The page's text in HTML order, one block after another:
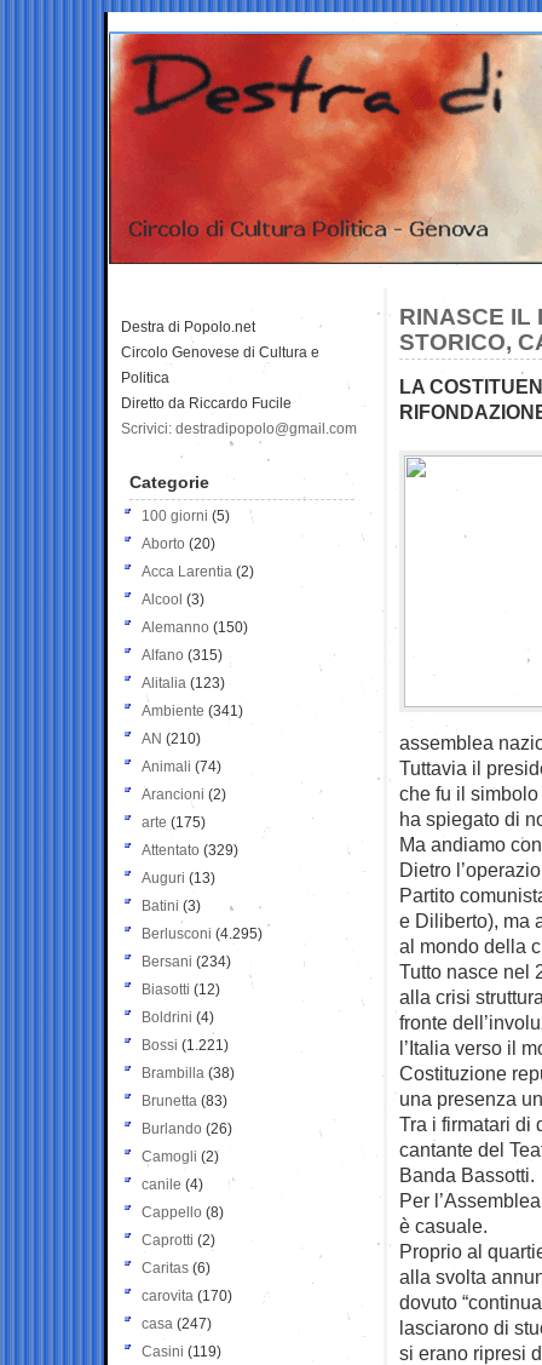
RINASCE IL
STORICO,
LA
assemblea
Tuttavia il
che fu il
ha spiegato di
Ma andiamo
Dietro
Partito
e Diliberto), ma
al mondo della
Tutto nasce nel
alla crisi
fronte
l’Italia verso il
Costituzione
una presenza
Tra i firmatari di
cantante del
Banda Bassotti.
Per
è casuale.
Proprio al
alla svolta
dovuto
lasciarono di
si erano ripresi
Destra di Popolo.net
Circolo Genovese di Cultura e
Politica
Diretto da Riccardo Fucile
Scrivici: destradipopolo@gmail.com
Categorie
100 giorni (5)
Aborto (20)
Acca Larentia (2)
Alcool (3)
Alemanno (150)
Alfano (315)
Alitalia (123)
Ambiente (341)
AN (210)
Animali (74)
Arancioni (2)
arte (175)
Attentato (329)
Auguri (13)
Batini (3)
Berlusconi (4.295)
Bersani (234)
Biasotti (12)
Boldrini (4)
Bossi (1.221)
Brambilla (38)
Brunetta (83)
Burlando (26)
Camogli (2)
canile (4)
Cappello (8)
Caprotti (2)
Caritas (6)
carovita (170)
casa (247)
Casini (119)